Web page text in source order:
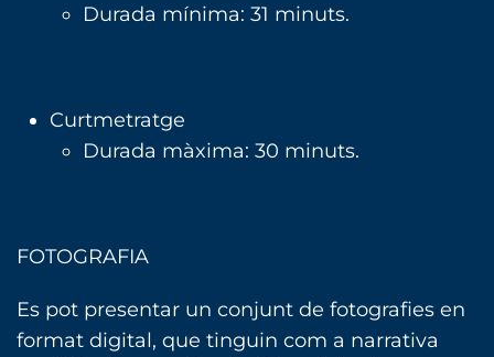
Durada mínima: 31 minuts.
Curtmetratge
Durada màxima: 30 minuts.
FOTOGRAFIA
Es pot presentar un conjunt de fotografies en
format digital, que tinguin com a narrativa